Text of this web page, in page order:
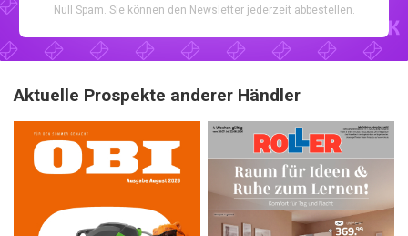
Null Spam. Sie können den Newsletter jederzeit abbestellen.
Aktuelle Prospekte anderer Händler